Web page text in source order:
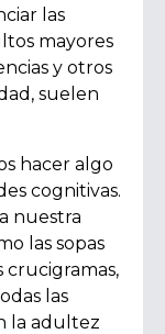
las
mayores
y otros
suelen
hacer algo
cognitivas.
nuestra
las sopas
crucigramas,
las
la adultez